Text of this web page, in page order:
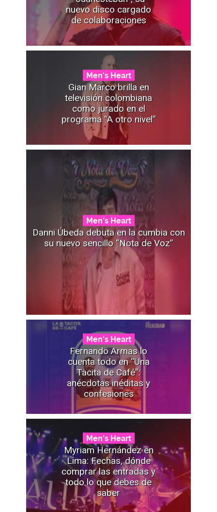
nuevo disco cargado
de colaboraciones
Men's Heart
Gian Marco brilla en
televisión colombiana
como jurado en el
programa “A otro nivel”
Men's Heart
Danni Úbeda debuta en la cumbia con
su nuevo sencillo “Nota de Voz”
Men's Heart
Fernando Armas lo
cuenta todo en “Una
Tacita de Café”:
anécdotas inéditas y
confesiones
Men's Heart
Myriam Hernández en
Lima: Fechas, dónde
comprar las entradas y
todo lo que debes de
saber